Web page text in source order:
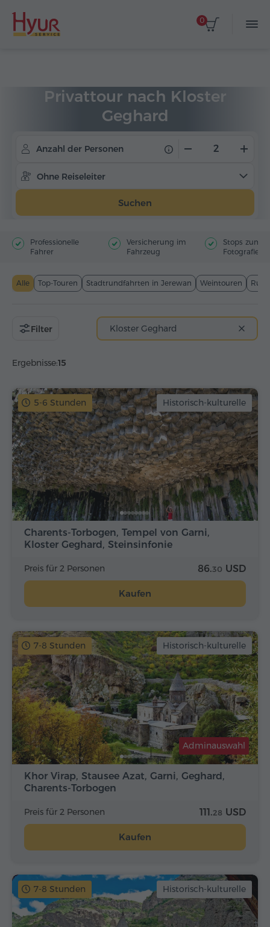
0
Privattour nach Kloster
Geghard
Anzahl der Personen
Ohne Reiseleiter
Suchen
Professionelle
Fahrer
Versicherung im
Fahrzeug
Stops zum
Alle Top-Touren Stadtrundfahrten in Jerewan Weintouren
Ergebnisse:15
Filter Kloster Geghard
5-6 Stunden Historisch-kulturelle
Charents-Torbogen, Tempel von Garni,
Kloster Geghard, Steinsinfonie
Preis für 2 Personen 86.30 USD
Kaufen
7-8 Stunden Historisch-kulturelle
Khor Virap, Stausee Azat, Garni, Geghard,
Charents-Torbogen
Adminauswahl
Preis für 2 Personen 111.28 USD
Kaufen
7-8 Stunden Historisch-kulturelle